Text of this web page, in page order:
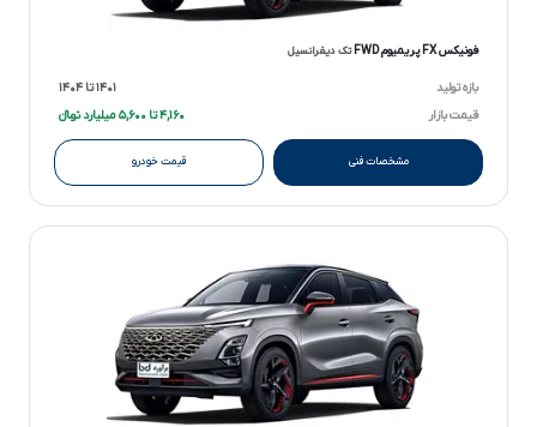
فونیکس FX پریمیوم FWD تک دیفرانسیل
بازه تولید
۱۴۰۱ تا ۱۴۰۴
قیمت بازار
۴,۱۶۰ تا ۵,۶۰۰ میلیارد تومانءءء
مشخصات فنی قیمت خودرو